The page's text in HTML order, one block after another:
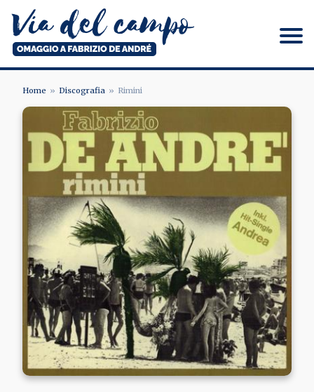
contenuto
principale
Via del campo
BRICIOLE
DI
PANE
Home Discografia Rimini
Image